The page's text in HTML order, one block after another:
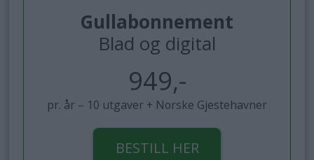
Gullabonnement
Blad og digital
949,-
pr. år – 10 utgaver + Norske Gjestehavner
BESTILL HER